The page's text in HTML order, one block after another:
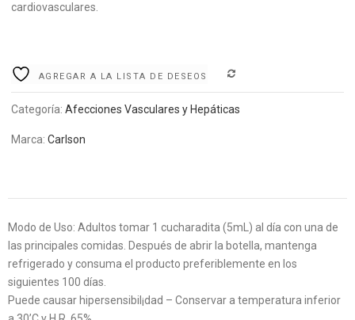
cardiovasculares.
AGREGAR A LA LISTA DE DESEOS
Categoría:Afecciones Vasculares y Hepáticas
Marca:Carlson
Modo de Uso: Adultos tomar 1 cucharadita (5mL) al día con una de
las principales comidas. Después de abrir la botella, mantenga
refrigerado y consuma el producto preferiblemente en los
siguientes 100 días.
Puede causar hipersensibil¡dad – Conservar a temperatura inferior